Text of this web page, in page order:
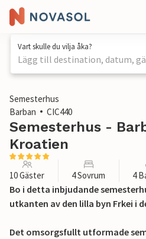
Vart skulle du vilja åka?
Lägg till destination, datum,
1 / 64
Semesterhus
Barban
CIC440
Semesterhus -
Kroatien
10 Gäster 4 Sovrum 4
Bo i detta inbjudande
utkanten av den lilla byn Frkei i
Det omsorgsfullt utformade